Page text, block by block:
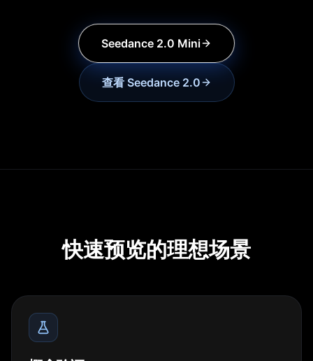
Seedance 2.0 Mini
查看 Seedance 2.0
快速预览的理想场景